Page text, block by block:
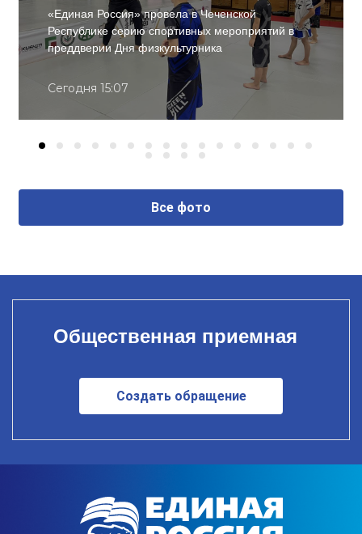
«Единая Россия» провела в Чеченской
Республике серию спортивных мероприятий в
преддверии Дня физкультурника
Сегодня 15:07
Все фото
Общественная приемная
Создать обращение